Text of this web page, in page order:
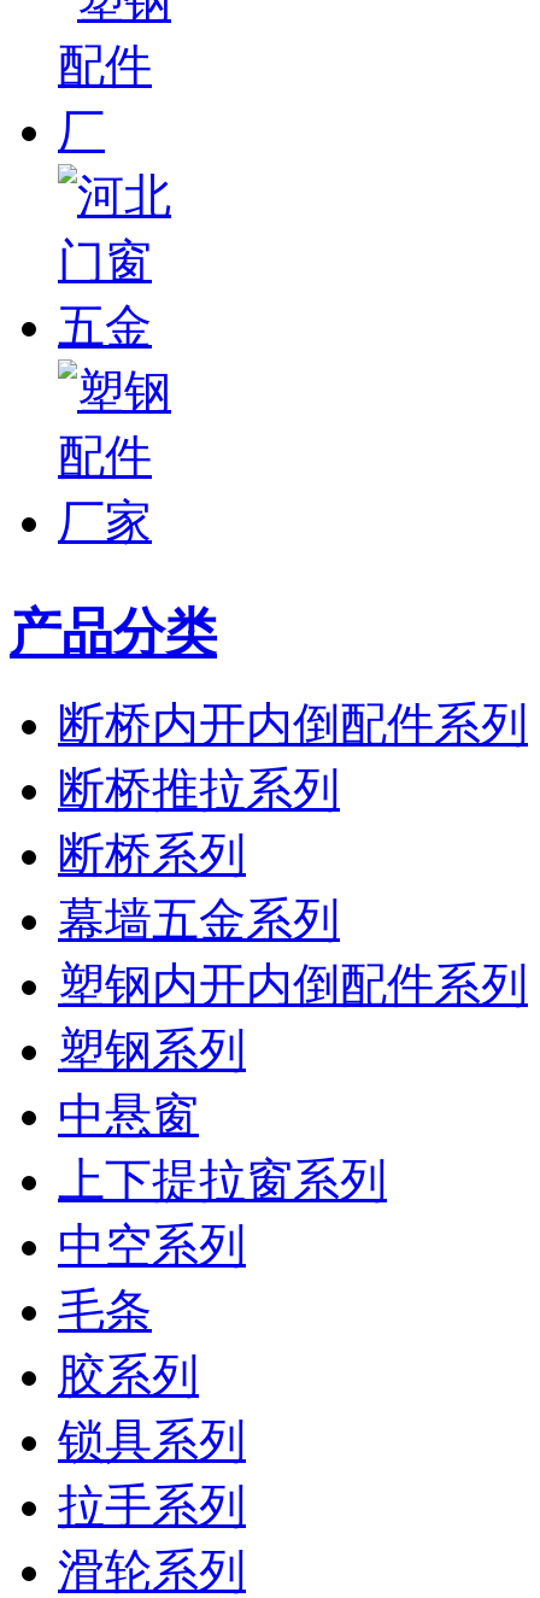
产品分类
断桥内开内倒配件系列
断桥推拉系列
断桥系列
幕墙五金系列
塑钢内开内倒配件系列
塑钢系列
中悬窗
上下提拉窗系列
中空系列
毛条
胶系列
锁具系列
拉手系列
滑轮系列